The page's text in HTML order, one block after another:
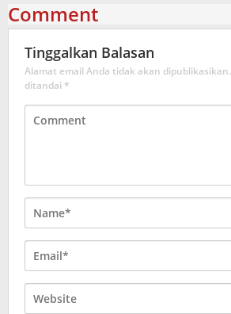
Comment
Tinggalkan Balasan
Alamat email Anda tidak akan dipublikasikan.
ditandai *